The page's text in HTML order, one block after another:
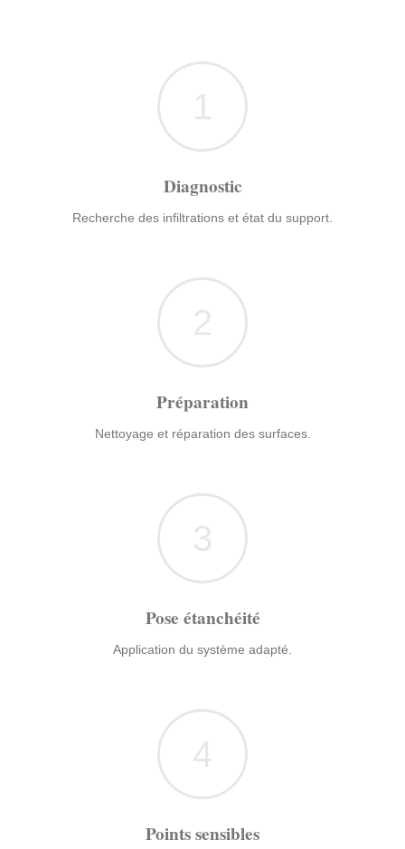
1
Diagnostic
Recherche des infiltrations et état du support.
2
Préparation
Nettoyage et réparation des surfaces.
3
Pose étanchéité
Application du système adapté.
4
Points sensibles